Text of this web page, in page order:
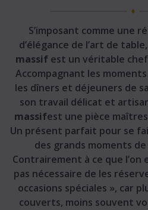
S’imposant comme une
d’élégance de l’art de table,
massif est un véritable
Accompagnant les
les dîners et déjeuners de
son travail délicat et
massifest une pièce
Un présent parfait pour se
des grands moments de
Contrairement à ce que l’on
pas nécessaire de les
occasions spéciales », car
couverts, moins souvent